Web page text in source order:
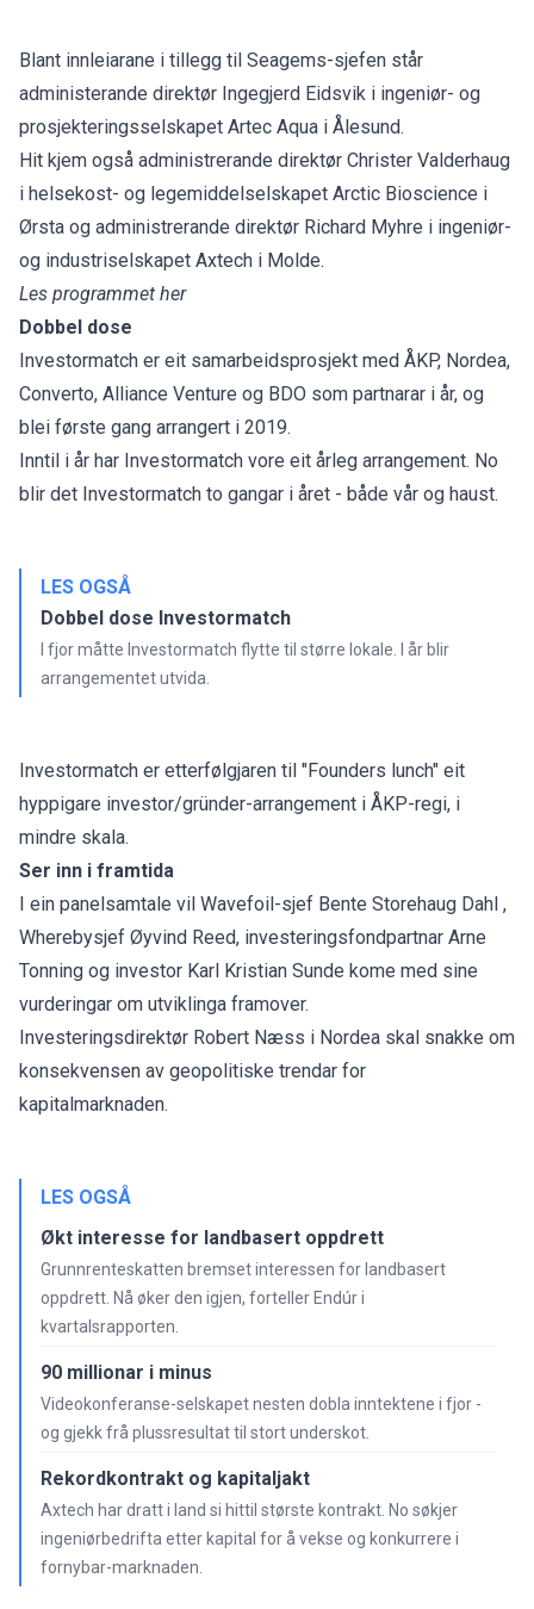
Blant innleiarane i tillegg til Seagems-sjefen står
administerande direktør Ingegjerd Eidsvik i ingeniør- og
prosjekteringsselskapet Artec Aqua i Ålesund.
Hit kjem også administrerande direktør Christer Valderhaug
i helsekost- og legemiddelselskapet Arctic Bioscience i
Ørsta og administrerande direktør Richard Myhre i ingeniør-
og industriselskapet Axtech i Molde.
Les programmet her
Dobbel dose
Investormatch er eit samarbeidsprosjekt med ÅKP, Nordea,
Converto, Alliance Venture og BDO som partnarar i år, og
blei første gang arrangert i 2019.
Inntil i år har Investormatch vore eit årleg arrangement. No
blir det Investormatch to gangar i året - både vår og haust.
LES OGSÅ
Dobbel dose Investormatch
I fjor måtte Investormatch flytte til større lokale. I år blir
arrangementet utvida.
Investormatch er etterfølgjaren til "Founders lunch" eit
hyppigare investor/gründer-arrangement i ÅKP-regi, i
mindre skala.
Ser inn i framtida
I ein panelsamtale vil Wavefoil-sjef Bente Storehaug Dahl ,
Wherebysjef Øyvind Reed, investeringsfondpartnar Arne
Tonning og investor Karl Kristian Sunde kome med sine
vurderingar om utviklinga framover.
Investeringsdirektør Robert Næss i Nordea skal snakke om
konsekvensen av geopolitiske trendar for
kapitalmarknaden.
LES OGSÅ
Økt interesse for landbasert oppdrett
Grunnrenteskatten bremset interessen for landbasert
oppdrett. Nå øker den igjen, forteller Endúr i
kvartalsrapporten.
90 millionar i minus
Videokonferanse-selskapet nesten dobla inntektene i fjor -
og gjekk frå plussresultat til stort underskot.
Rekordkontrakt og kapitaljakt
Axtech har dratt i land si hittil største kontrakt. No søkjer
ingeniørbedrifta etter kapital for å vekse og konkurrere i
fornybar-marknaden.